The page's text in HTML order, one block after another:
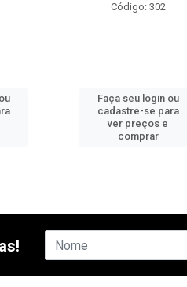
Código: 302
Faça seu login ou
cadastre-se para
ver preços e
comprar